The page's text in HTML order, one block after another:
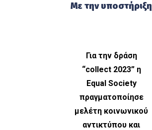
Με την υποστήριξη
Για την δράση
“collect 2023” η
Equal Society
πραγματοποίησε
μελέτη κοινωνικού
αντικτύπου και